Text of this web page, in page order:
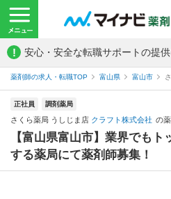
! 安心・安全な転職サポートの提供
薬剤師の求人・転職TOP 富山県 富山市
正社員 調剤薬局
さくら薬局 うしじま店 クラフト株式会社 の
【富山県富山市】業界でも
する薬局にて薬剤師募集！